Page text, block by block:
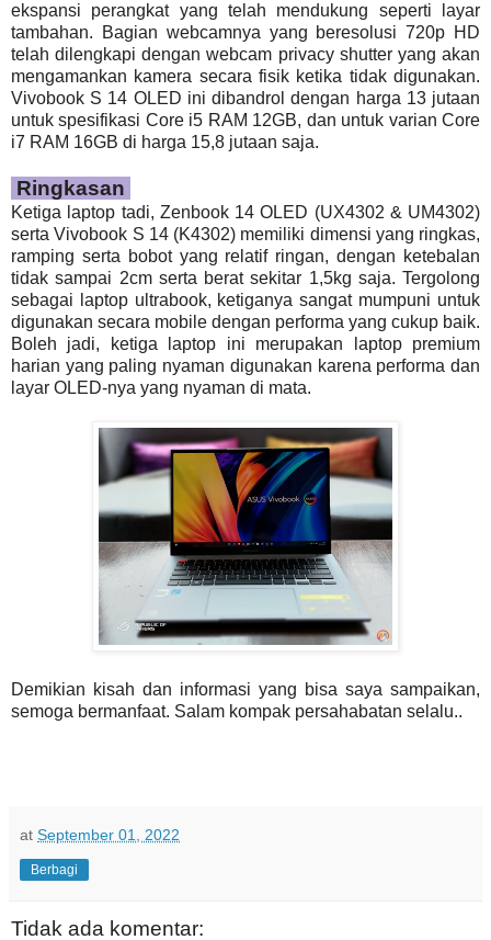
ekspansi perangkat yang telah mendukung seperti layar
tambahan. Bagian webcamnya yang beresolusi 720p HD
telah dilengkapi dengan webcam privacy shutter yang akan
mengamankan kamera secara fisik ketika tidak digunakan.
Vivobook S 14 OLED ini dibandrol dengan harga 13 jutaan
untuk spesifikasi Core i5 RAM 12GB, dan untuk varian Core
i7 RAM 16GB di harga 15,8 jutaan saja.
Ringkasan
Ketiga laptop tadi, Zenbook 14 OLED (UX4302 & UM4302)
serta Vivobook S 14 (K4302) memiliki dimensi yang ringkas,
ramping serta bobot yang relatif ringan, dengan ketebalan
tidak sampai 2cm serta berat sekitar 1,5kg saja. Tergolong
sebagai laptop ultrabook, ketiganya sangat mumpuni untuk
digunakan secara mobile dengan performa yang cukup baik.
Boleh jadi, ketiga laptop ini merupakan laptop premium
harian yang paling nyaman digunakan karena performa dan
layar OLED-nya yang nyaman di mata.
Demikian kisah dan informasi yang bisa saya sampaikan,
semoga bermanfaat. Salam kompak persahabatan selalu..
at September 01, 2022
Berbagi
Tidak ada komentar: